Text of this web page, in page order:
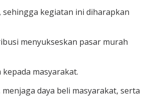
sehingga kegiatan ini diharapkan
menyukseskan pasar murah
masyarakat.
daya beli masyarakat, serta